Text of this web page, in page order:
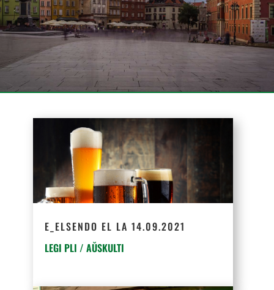
E_ELSENDO EL LA 14.09.2021
LEGI PLI / AŬSKULTI